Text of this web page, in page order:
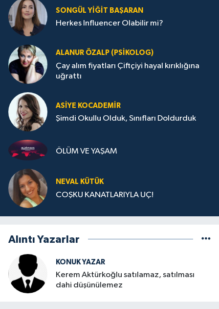
SONGÜL YIĞIT BAŞARAN
Herkes Influencer Olabilir mi?
ALANUR ÖZALP (PSIKOLOG)
Çay alım fiyatları Çiftçiyi hayal kırıklığına
uğrattı
ASIYE KOCADEMİR
Şimdi Okullu Olduk, Sınıfları Doldurduk
ÖLÜM VE YAŞAM
NEVAL KÜTÜK
COŞKU KANATLARIYLA UÇ!
Alıntı Yazarlar
KONUK YAZAR
Kerem Aktürkoğlu satılamaz, satılması
dahi düşünülemez